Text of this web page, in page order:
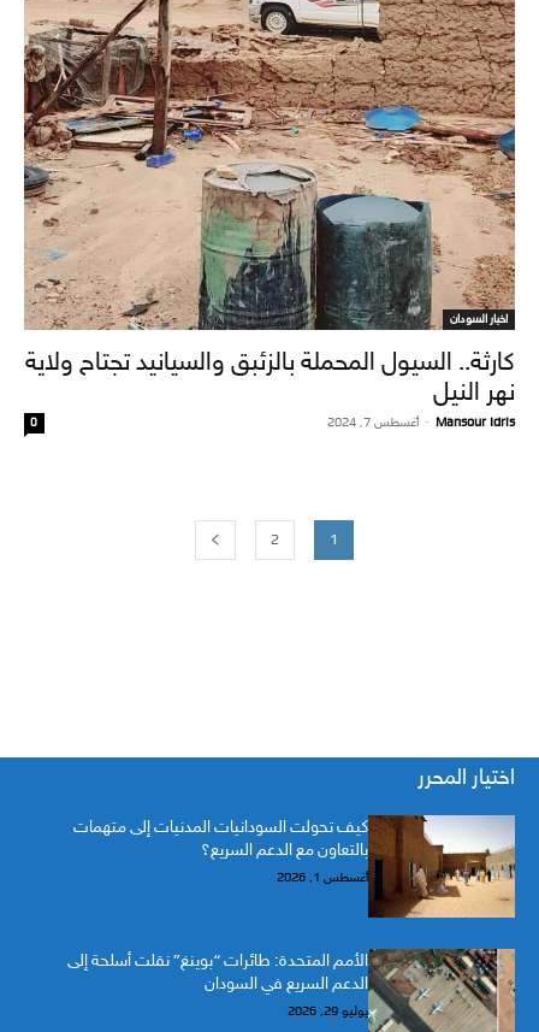
اخبار السودان
كارثة.. السيول المحملة بالزئبق والسيانيد تجتاح ولاية
نهر النيل
Mansour Idris
- أغسطس 7, 2024 0
1
2
اختيار المحرر
كيف تحولت السودانيات المدنيات إلى متهمات
بالتعاون مع الدعم السريع؟
أغسطس 1, 2026
الأمم المتحدة: طائرات “بوينغ” نقلت أسلحة إلى
الدعم السريع في السودان
يوليو 29, 2026